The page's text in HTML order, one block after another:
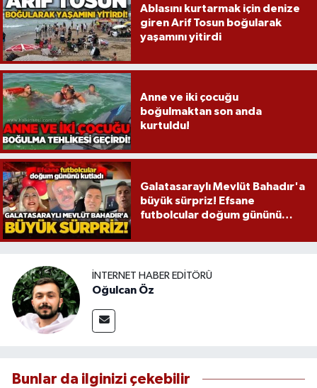
Ablasını kurtarmak için denize
giren Arif Tosun boğularak
yaşamını yitirdi
Anne ve iki çocuğu
boğulmaktan son anda
kurtuldu!
Galatasaraylı Mevlüt Bahadır'a
büyük sürpriz! Efsane
futbolcular doğum gününü
İNTERNET HABER EDITÖRÜ
Oğulcan Öz
Bunlar da ilginizi çekebilir